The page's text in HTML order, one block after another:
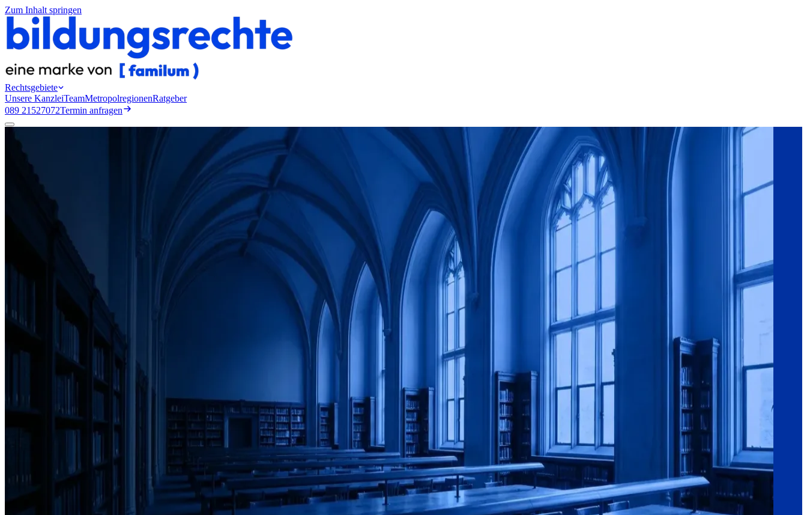
Zum Inhalt springen
Rechtsgebiete
Unsere KanzleiTeamMetropolregionenRatgeber
089 21527072Termin anfragen